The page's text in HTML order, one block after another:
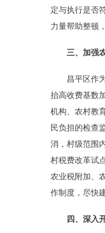
定与执行是否
力量帮助整顿
三、加强
昌平区作为
抬高收费基数
机构、农村教
民负担的检查
消，村级范围
村税费改革试
农业税附加、
作制度，尽快
四、深入